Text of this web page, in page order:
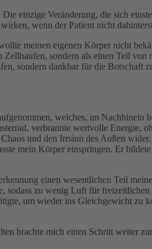
einzige Veränderung, die sich
wenn der Patient nicht
meinen eigenen Körper nicht
sondern als einen Teil von
sondern dankbar für die Botschaft
welches, im
verbrannte wertvolle Energie,
und den Irrsinn des Außen
mein Körper einspringen. Er
einen wesentlichen Teil
zu wenig Luft für
um wieder ins Gleichgewicht zu
brachte mich einen Schritt weiter